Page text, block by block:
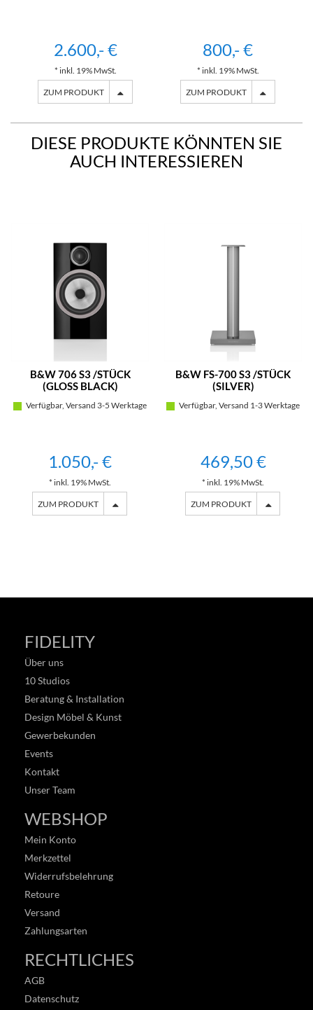
2.600,- €
* inkl. 19% MwSt.
ZUM PRODUKT
800,- €
* inkl. 19% MwSt.
ZUM PRODUKT
DIESE PRODUKTE KÖNNTEN SIE
AUCH INTERESSIEREN
B&W 706 S3 /STÜCK
(GLOSS BLACK)
Verfügbar, Versand 3-5 Werktage
1.050,- €
* inkl. 19% MwSt.
ZUM PRODUKT
B&W FS-700 S3 /STÜCK
(SILVER)
Verfügbar, Versand 1-3 Werktage
469,50 €
* inkl. 19% MwSt.
ZUM PRODUKT
FIDELITY
Über uns
10 Studios
Beratung & Installation
Design Möbel & Kunst
Gewerbekunden
Events
Kontakt
Unser Team
WEBSHOP
Mein Konto
Merkzettel
Widerrufsbelehrung
Retoure
Versand
Zahlungsarten
RECHTLICHES
AGB
Datenschutz